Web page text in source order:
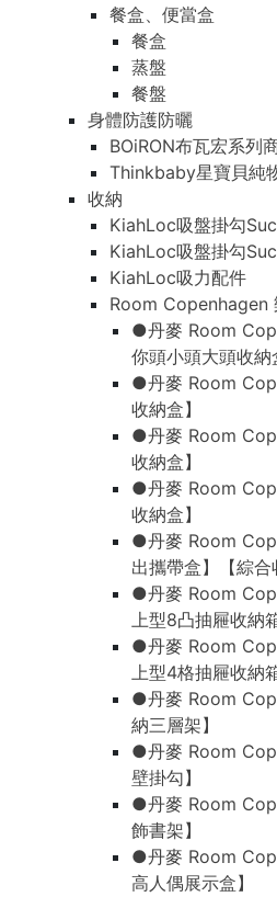
餐盒、便當盒
餐盒
蒸盤
餐盤
身體防護防曬
BOiRON布瓦宏系列
Thinkbaby星寶貝純
收納
KiahLoc吸盤掛勾
KiahLoc吸盤掛勾
KiahLoc吸力配件
Room Copenhagen
●丹麥 Room
你頭小頭大頭收納
●丹麥 Room
收納盒】
●丹麥 Room
收納盒】
●丹麥 Room
收納盒】
●丹麥 Room
出攜帶盒】【綜合
●丹麥 Room
上型8凸抽屜收納箱
●丹麥 Room
上型4格抽屜收納箱
●丹麥 Room
納三層架】
●丹麥 Room
壁掛勾】
●丹麥 Room
飾書架】
●丹麥 Room
高人偶展示盒】